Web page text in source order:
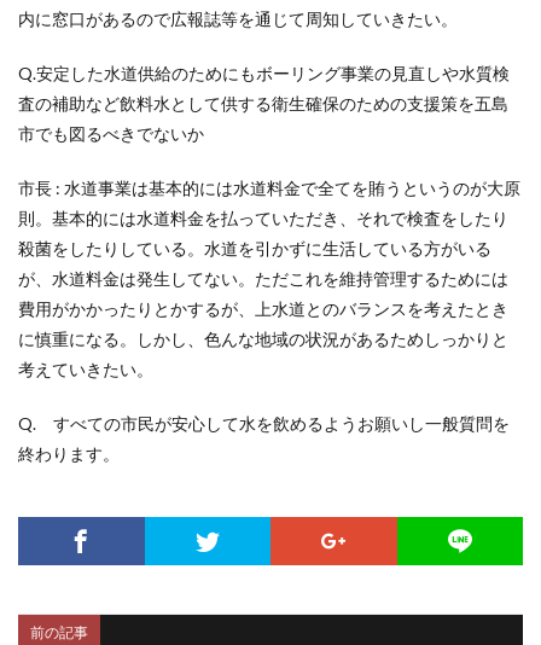
内に窓口があるので広報誌等を通じて周知していきたい。
Q.安定した水道供給のためにもボーリング事業の見直しや水質検
査の補助など飲料水として供する衛生確保のための支援策を五島
市でも図るべきでないか
市長 : 水道事業は基本的には水道料金で全てを賄うというのが大原
則。基本的には水道料金を払っていただき、それで検査をしたり
殺菌をしたりしている。水道を引かずに生活している方がいる
が、水道料金は発生してない。ただこれを維持管理するためには
費用がかかったりとかするが、上水道とのバランスを考えたとき
に慎重になる。しかし、色んな地域の状況があるためしっかりと
考えていきたい。
Q. すべての市民が安心して水を飲めるようお願いし一般質問を
終わります。
前の記事